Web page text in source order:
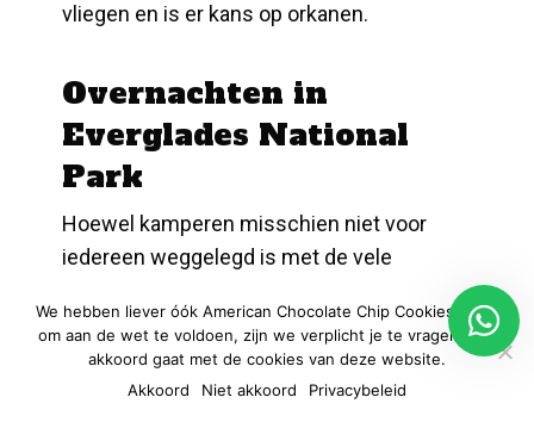
vliegen en is er kans op orkanen.
Overnachten in
Everglades National
Park
Hoewel kamperen misschien niet voor
iedereen weggelegd is met de vele
krokodillen en alligators, heb je verschillende
opties in het Everglades NP. Aan de zuidkant
heb je een tweetal campings, bij Everglades
City vind je er 4. Wil je toch liever in een hotel
We hebben liever óók American Chocolate Chip Cookies, maar
om aan de wet te voldoen, zijn we verplicht je te vragen of je
akkoord gaat met de cookies van deze website.
Akkoord
Niet akkoord Privacybeleid